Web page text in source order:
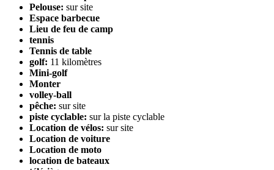
Pelouse: sur site
Espace barbecue
Lieu de feu de camp
tennis
Tennis de table
golf: 11 kilomètres
Mini-golf
Monter
volley-ball
pêche: sur site
piste cyclable: sur la piste cyclable
Location de vélos: sur site
Location de voiture
Location de moto
location de bateaux